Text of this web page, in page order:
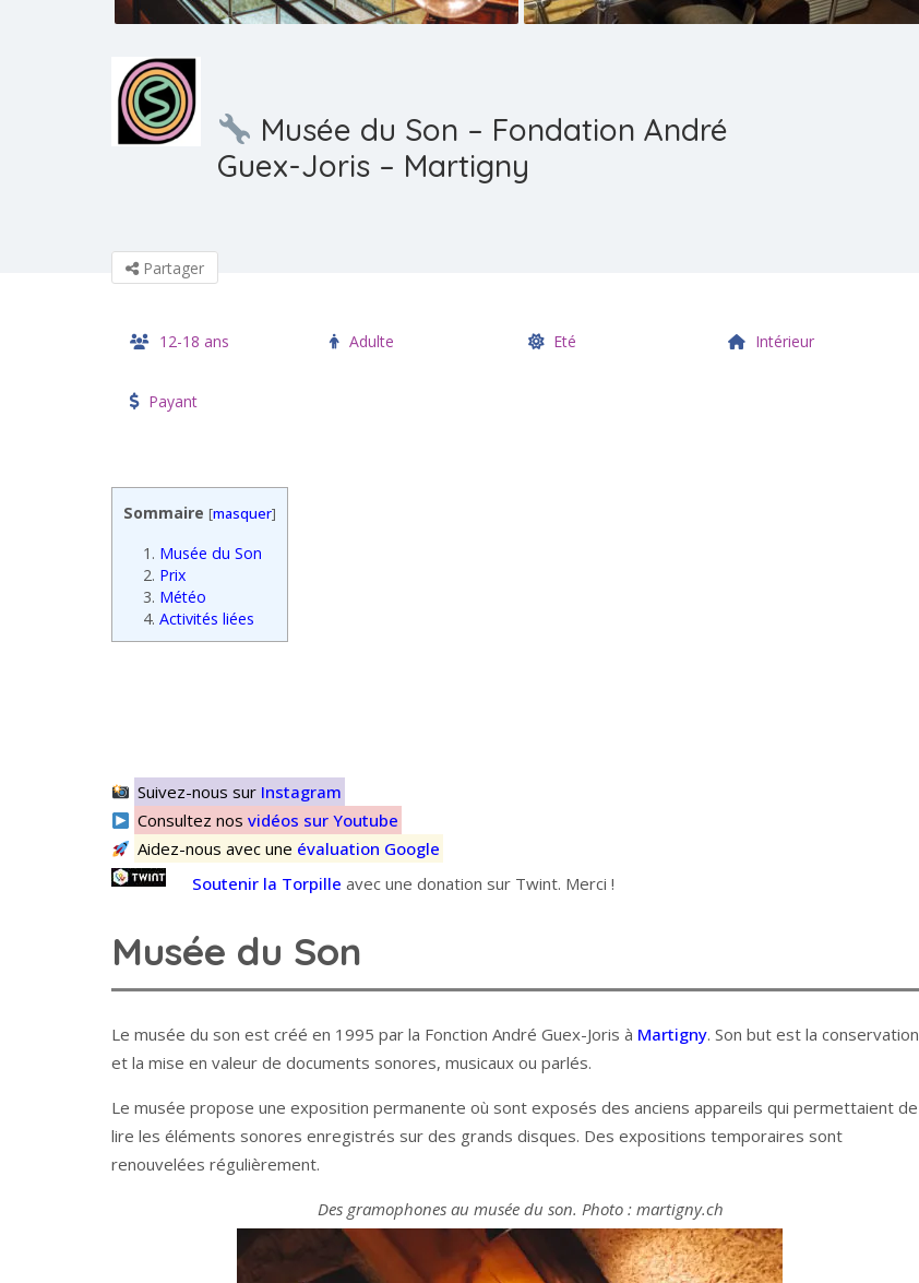
Musée du Son – Fondation André
Guex-Joris – Martigny
Partager
12-18 ans Adulte Eté Intérieur
Payant
Sommaire [masquer]
1. Musée du Son
2. Prix
3. Météo
4. Activités liées
Suivez-nous sur Instagram
Consultez nosvidéos sur Youtube
Aidez-nous avec une évaluation Google
Soutenir la Torpille avec une donation sur Twint. Merci !
Musée du Son
Le musée du son est créé en 1995 par la Fonction André Guex-Joris à Martigny. Son but est la conservation
et la mise en valeur de documents sonores, musicaux ou parlés.
Le musée propose une exposition permanente où sont exposés des anciens appareils qui permettaient de
lire les éléments sonores enregistrés sur des grands disques. Des expositions temporaires sont
renouvelées régulièrement.
Des gramophones au musée du son. Photo : martigny.ch